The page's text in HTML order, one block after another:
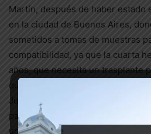
Martín, después de haber estado
en la ciudad de Buenos Aires,
sometidos a tomas de muestras
compatibilidad, ya que la cuarta
años, que necesita un trasplante
quística. Cuando el remise
Julio rumbo a la autopista, fueron
partida integrada por policías de
uniformados luego explicarían